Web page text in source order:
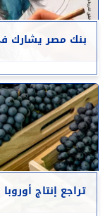
بنك مصر يشارك
تراجع إنتاج